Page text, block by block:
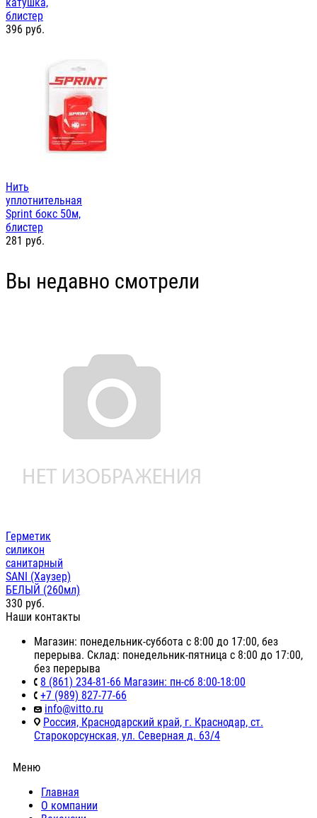
блистер
396 руб.
Нить
уплотнительная
Sprint бокс 50м,
блистер
281 руб.
Вы недавно смотрели
Герметик
силикон
санитарный
SANI (Хаузер)
БЕЛЫЙ (260мл)
330 руб.
Наши контакты
Магазин: понедельник-суббота с 8:00 до 17:00, без
перерыва. Склад: понедельник-пятница с 8:00 до 17:00,
без перерыва
8 (861) 234-81-66 Магазин: пн-сб 8:00-18:00
+7 (989) 827-77-66
info@vitto.ru
Россия, Краснодарский край, г. Краснодар, ст.
Старокорсунская, ул. Северная д. 63/4
Меню
Главная
О компании